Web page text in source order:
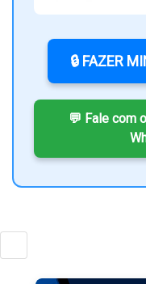
🔒 FAZER
💬 Fale com